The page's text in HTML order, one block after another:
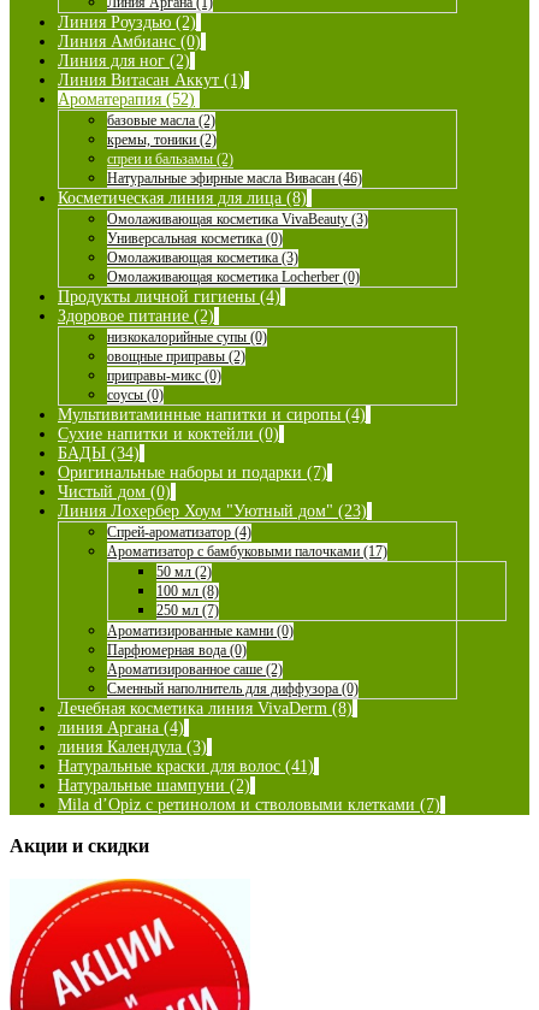
Линия Роуздью (2)
Линия Амбианс (0)
Линия для ног (2)
Линия Витасан Аккут (1)
Ароматерапия (52)
базовые масла (2)
кремы, тоники (2)
спреи и бальзамы (2)
Натуральные эфирные масла Вивасан (46)
Косметическая линия для лица (8)
Омолаживающая косметика VivaBeauty (3)
Универсальная косметика (0)
Омолаживающая косметика (3)
Омолаживающая косметика Locherber (0)
Продукты личной гигиены (4)
Здоровое питание (2)
низкокалорийные супы (0)
овощные приправы (2)
приправы-микс (0)
соусы (0)
Мультивитаминные напитки и сиропы (4)
Сухие напитки и коктейли (0)
БАДЫ (34)
Оригинальные наборы и подарки (7)
Чистый дом (0)
Линия Лохербер Хоум "Уютный дом" (23)
Спрей-ароматизатор (4)
Ароматизатор с бамбуковыми палочками (17)
50 мл (2)
100 мл (8)
250 мл (7)
Ароматизированные камни (0)
Парфюмерная вода (0)
Ароматизированное саше (2)
Сменный наполнитель для диффузора (0)
Лечебная косметика линия VivaDerm (8)
линия Аргана (4)
линия Календула (3)
Натуральные краски для волос (41)
Натуральные шампуни (2)
Mila d’Opiz с ретинолом и стволовыми клетками (7)
Акции и скидки